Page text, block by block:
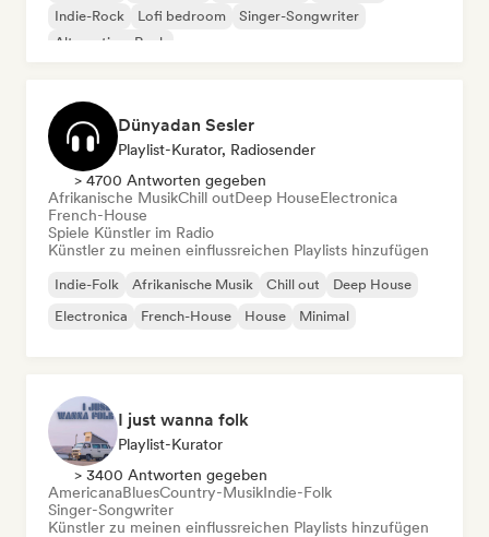
Indie-Rock
Lofi bedroom
Singer-Songwriter
Alternativer Rock
Dünyadan Sesler
Playlist-Kurator, Radiosender
> 4700 Antworten gegeben
Afrikanische MusikChill outDeep HouseElectronica
French-House
Spiele Künstler im Radio
Künstler zu meinen einflussreichen Playlists hinzufügen
Indie-Folk Afrikanische Musik Chill out
Deep House
Electronica
French-House House Minimal
I just wanna folk
Playlist-Kurator
> 3400 Antworten gegeben
AmericanaBluesCountry-MusikIndie-Folk
Singer-Songwriter
Künstler zu meinen einflussreichen Playlists hinzufügen